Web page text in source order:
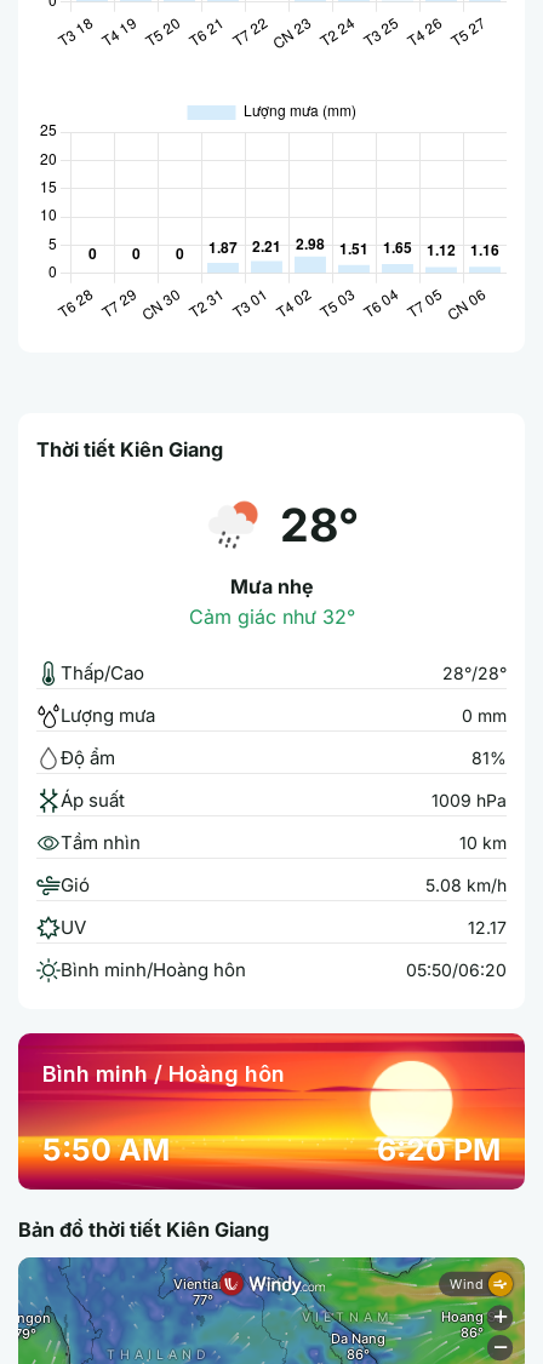
Thời tiết Kiên Giang
28°
Mưa nhẹ
Cảm giác như 32°
Thấp/Cao 28°/28°
Lượng mưa 0 mm
Độ ẩm 81%
Áp suất 1009 hPa
Tầm nhìn 10 km
Gió 5.08 km/h
UV 12.17
Bình minh/Hoàng hôn 05:50/06:20
Bình minh / Hoàng hôn
5:50 AM 6:20 PM
Bản đồ thời tiết Kiên Giang